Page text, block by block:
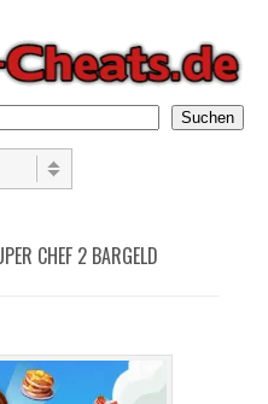
Suchen
CHEF 2 BARGELD